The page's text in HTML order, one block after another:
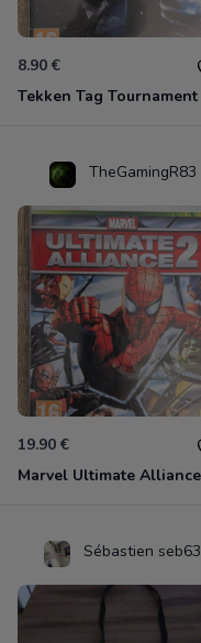
8.90 €
TheGamingR83
19.90 €
Sébastien seb63